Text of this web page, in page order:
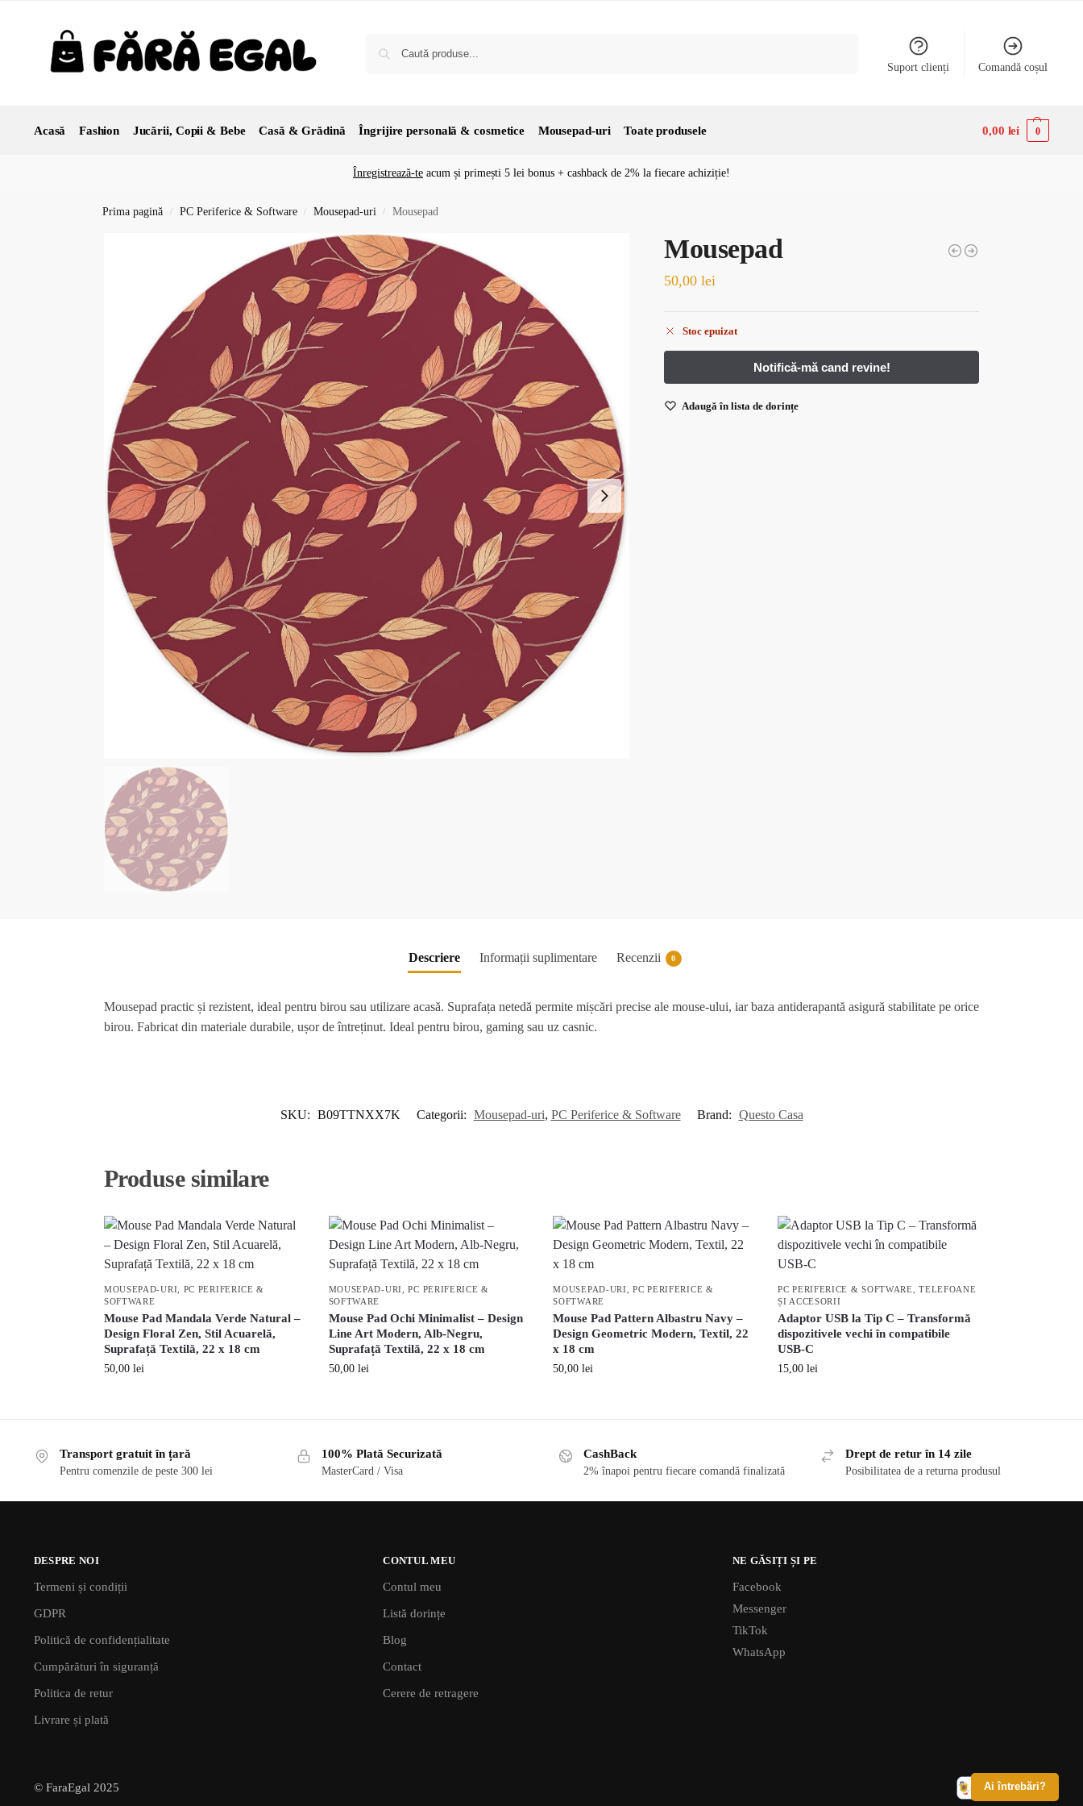
Suport clienți Comandă coșul
Acasă Fashion Jucării, Copii & Bebe Casă & Grădină Îngrijire personală & cosmetice Mousepad-uri Toate produsele 0,00 lei 0
Înregistrează-te acum și primești 5 lei bonus + cashback de 2% la fiecare achiziție!
Prima pagină / PC Periferice & Software / Mousepad-uri / Mousepad
Mousepad
50,00lei
Stoc epuizat
Adaugă în lista de dorințe
Ai întrebări?
Descriere Informații suplimentare Recenzii 0
Mousepad practic și rezistent, ideal pentru birou sau utilizare acasă. Suprafața netedă permite mișcări precise ale mouse-ului, iar baza antiderapantă asigură stabilitate pe orice
birou. Fabricat din materiale durabile, ușor de întreținut. Ideal pentru birou, gaming sau uz casnic.
SKU: B09TTNXX7K Categorii: Mousepad-uri, PC Periferice & Software Brand: Questo Casa
Produse similare
MOUSEPAD-URI
PC PERIFERICE &
SOFTWARE
Mouse Pad Mandala Verde Natural –
Design Floral Zen, Stil Acuarelă,
Suprafață Textilă, 22 x 18 cm
50,00 lei
MOUSEPAD-URI ,PC PERIFERICE &
SOFTWARE
Mouse Pad Ochi Minimalist – Design
Line Art Modern, Alb-Negru,
Suprafață Textilă, 22 x 18 cm
50,00 lei
MOUSEPAD-URI ,PC PERIFERICE &
SOFTWARE
Mouse Pad Pattern Albastru Navy –
Design Geometric Modern, Textil, 22
x 18 cm
50,00lei
PC PERIFERICE & SOFTWARE ,TELEFOANE
ȘI ACCESORII
Adaptor USB la Tip C – Transformă
dispozitivele vechi în compatibile
USB-C
15,00lei
Transport gratuit în țară
Pentru comenzile de peste 300 lei
100% Plată Securizată
MasterCard / Visa
CashBack
2% înapoi pentru fiecare comandă finalizată
Drept de retur în 14 zile
Posibilitatea de a returna produsul
DESPRE NOI
Termeni și condiții
GDPR
Politică de confidențialitate
Cumpărături în siguranță
Politica de retur
Livrare și plată
CONTUL MEU
Contul meu
Listă dorințe
Blog
Contact
Cerere de retragere
NE GĂSIȚI ȘI PE
Facebook
Messenger
TikTok
WhatsApp
© FaraEgal 2025